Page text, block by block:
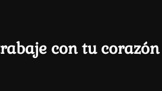
con tu corazón